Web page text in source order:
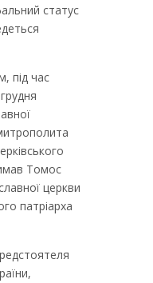
статус
під час
Томос
церкви
патріарха